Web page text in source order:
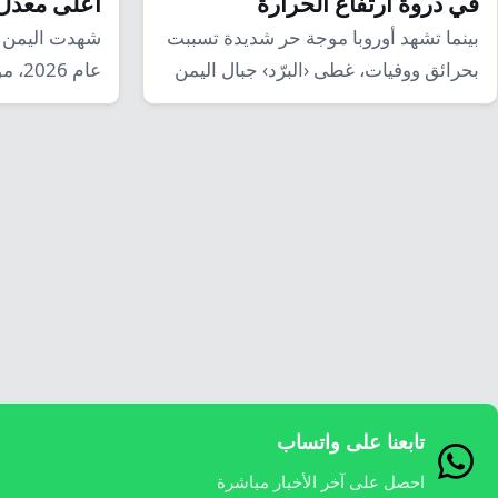
بينما تشهد أوروبا موجة حر شديدة تسببت
بحرائق ووفيات، غطى ‹البرّد› جبال اليمن
حيث…
شهدت
المتكرر
تابعنا على واتساب
احصل على آخر الأخبار مباشرة